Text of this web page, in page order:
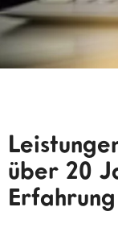
über 20
Erfahrung